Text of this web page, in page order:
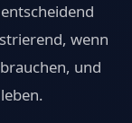
wenn
und